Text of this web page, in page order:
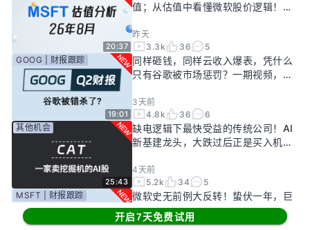
20:37
值；从估值中看懂微软股价逻辑！
昨天
3.3k
36 5
19:01
GOOG | 财报跟踪
同样砸钱，同样云收入爆表，凭什么
只有谷歌被市场惩罚？一期视频，告
3天前
4.8k
36 6
25:43
其他机会
缺电逻辑下最快受益的传统公司！AI
新基建龙头，大跌过后正是买入机
4天前
5.2k
34
5
MSFT | 财报跟踪
微软史无前例大反转！蛰伏一年，巨
头终于准备好起飞了？
开启7天免费试用